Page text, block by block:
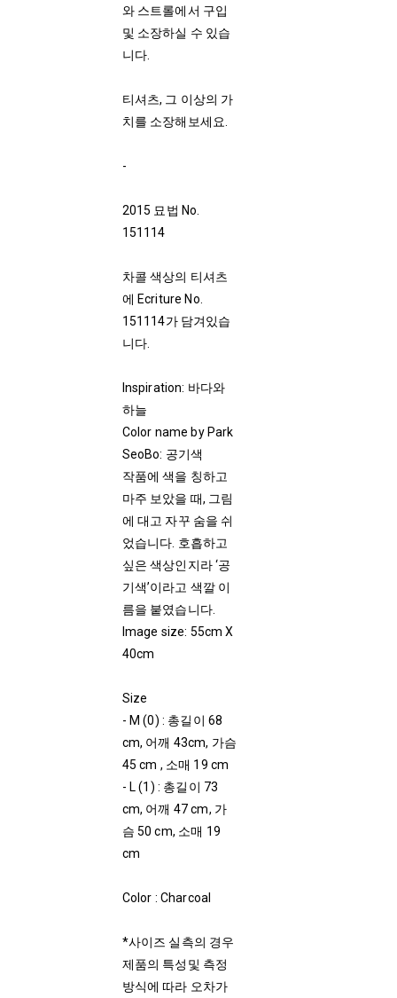
와 스트롤에서 구입
및 소장하실 수 있습
니다.
티셔츠, 그 이상의 가
치를 소장해보세요.
-
2015 묘법 No.
151114
차콜 색상의 티셔츠
에 Ecriture No.
151114가 담겨있습
니다.
Inspiration: 바다와
하늘
Color name by Park
SeoBo: 공기색
작품에 색을 칭하고
마주 보았을 때, 그림
에 대고 자꾸 숨을 쉬
었습니다. 호흡하고
싶은 색상인지라 ‘공
기색’이라고 색깔 이
름을 붙였습니다.
Image size: 55cm X
40cm
Size
- M (0) : 총길이 68
cm, 어깨 43cm, 가슴
45 cm , 소매 19 cm
- L (1) : 총길이 73
cm, 어깨 47 cm, 가
슴 50 cm, 소매 19
cm
Color : Charcoal
*사이즈 실측의 경우
제품의 특성및 측정
방식에 따라 오차가